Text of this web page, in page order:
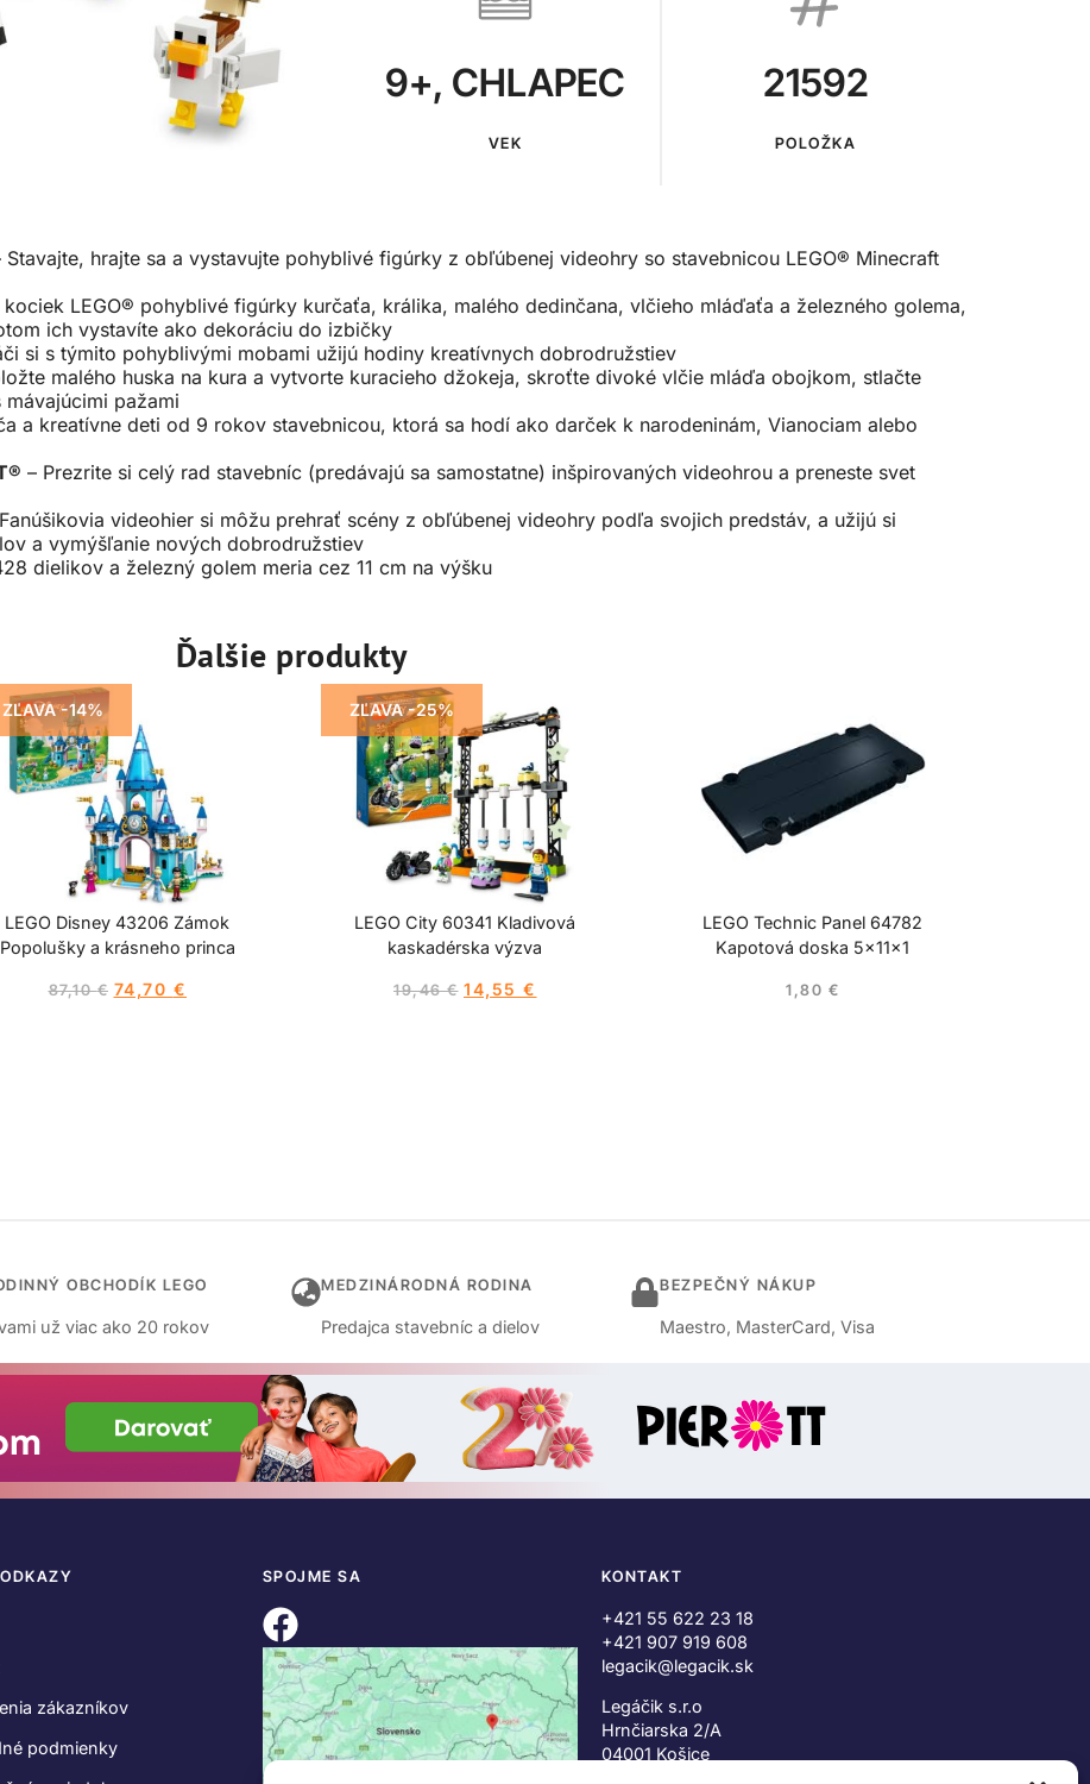
9+, CHLAPEC
VEK
21592
POLOŽKA
Stavajte, hrajte sa a vystavujte pohyblivé figúrky z obľúbenej videohry so stavebnicou LEGO® Minecraft
kociek LEGO® pohyblivé figúrky kurčaťa, králika, malého dedinčana, vlčieho mláďaťa a železného golema,
ich vystavíte ako dekoráciu do izbičky
si s týmito pohyblivými mobami užijú hodiny kreatívnych dobrodružstiev
malého huska na kura a vytvorte kuracieho džokeja, skroťte divoké vlčie mláďa obojkom, stlačte
pažami
a kreatívne deti od 9 rokov stavebnicou, ktorá sa hodí ako darček k narodeninám, Vianociam alebo
– Prezrite si celý rad stavebníc (predávajú sa samostatne) inšpirovaných videohrou a preneste svet
videohier si môžu prehrať scény z obľúbenej videohry podľa svojich predstáv, a užijú si
a vymýšľanie nových dobrodružstiev
dielikov a železný golem meria cez 11 cm na výšku
Ďalšie produkty
ZĽAVA -14%
LEGO Disney 43206 Zámok
Popolušky a krásneho princa
87,10€ 74,70 €
ZĽAVA -25%
LEGO City 60341 Kladivová
kaskadérska výzva
19,46€ 14,55 €
LEGO Technic Panel 64782
Kapotová doska 5x11x1
1,80 €
OBCHODÍK LEGO
už viac ako 20 rokov
MEDZINÁRODNÁ RODINA
Predajca stavebníc a dielov
BEZPEČNÝ NÁKUP
Maestro, MasterCard, Visa
zákazníkov
podmienky
SPOJME SA KONTAKT
+421 55 622 23 18
+421 907 919 608
legacik@legacik.sk
Legáčik s.r.o
Hrnčiarska 2/A
04001 Košice